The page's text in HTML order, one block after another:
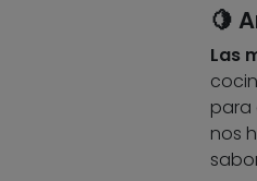
🍋
Las
para
nos